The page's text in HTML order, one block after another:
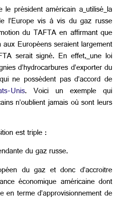
président américain a utilisé la
l’Europe vis à vis du gaz russe
du TAFTA en affirmant que
Européens seraient largement
serait signé. En effet, une loi
d’hydrocarbures d’exporter du
ne possèdent pas d’accord de
Unis. Voici un exemple qui
n’oublient jamais où sont leurs
est triple :
du gaz russe.
du gaz et donc d’accroitre
économique américaine dont
en terme d’approvisionnement de